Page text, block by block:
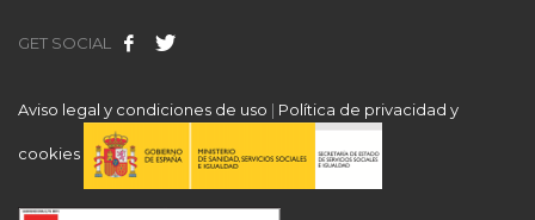
GET SOCIAL
Aviso legal y condiciones de uso | Política de privacidad y
cookies